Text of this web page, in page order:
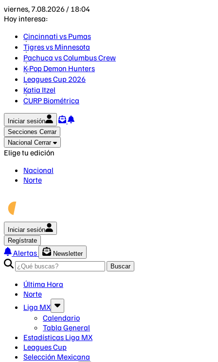
viernes, 7.08.2026 / 18:04
Hoy interesa:
Cincinnati vs Pumas
Tigres vs Minnesota
Pachuca vs Columbus Crew
K-Pop Demon Hunters
Leagues Cup 2026
Katia Itzel
CURP Biométrica
Iniciar sesión
Secciones Cerrar
Nacional Cerrar
Elige tu edición
Nacional
Norte
Iniciar sesión
Regístrate
Alertas
Newsletter
Buscar
Última Hora
Norte
Liga MX
Calendario
Tabla General
Estadísticas Liga MX
Leagues Cup
Selección Mexicana